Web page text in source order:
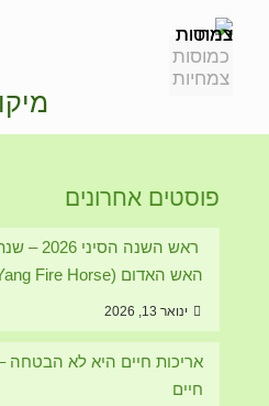
כמוסות
צמחיות
ומשופרת
me could
בריאות דיגיטלית
זקוקים למידע, ייעוץ והכוונה
פוסטים אחרונים
ראש השנה
האש האדום (Yang Fire Horse)
ינואר 13, 2026
אריכות חיים היא לא הבטחה
חיים